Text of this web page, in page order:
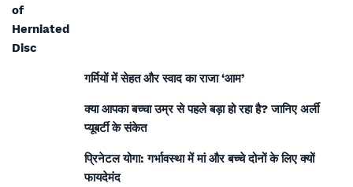
गर्मियों में सेहत और स्वाद का राजा ‘आम’
क्या आपका बच्चा उम्र से पहले बड़ा हो रहा है? जानिए अर्ली
प्यूबर्टी के संकेत
प्रिनेटल योगा: गर्भावस्था में मां और बच्चे दोनों के लिए क्यों
फायदेमंद